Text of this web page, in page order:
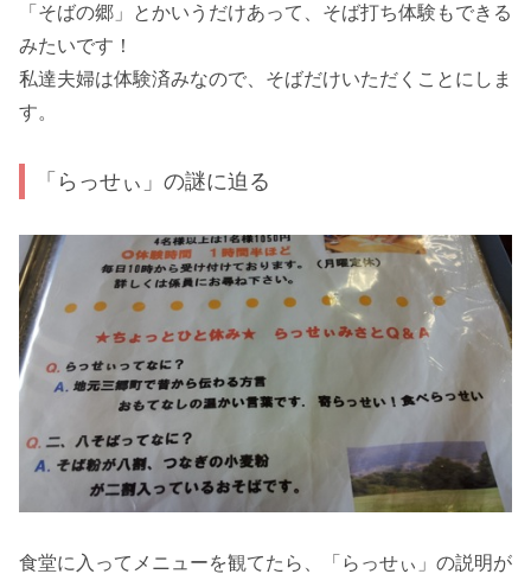
「そばの郷」とかいうだけあって、そば打ち体験もできる
みたいです！
私達夫婦は体験済みなので、そばだけいただくことにしま
す。
「らっせぃ」の謎に迫る
食堂に入ってメニューを観てたら、「らっせぃ」の説明が